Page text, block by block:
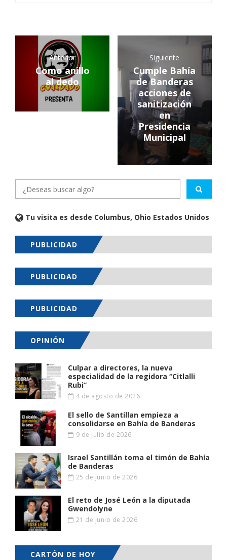
Anterior
Como anillo
al dedo
Siguiente
Cumple Bahía
de Banderas
acciones de
sanitización
en
Presidencia
Municipal
Tu visita es desde Columbus, Ohio Estados Unidos
PUBLICIDAD
PUBLICIDAD
PUBLICIDAD
OPINIÓN
Culpar a directores, la nueva
especialidad de la regidora “Citlalli
Rubi”
4 de agosto de 2026
El sello de Santillan empieza a
consolidarse en Bahía de Banderas
9 de julio de 2026
Israel Santillán toma el timón de Bahía
de Banderas
25 de junio de 2026
El reto de José León a la diputada
Gwendolyne
21 de junio de 2026
CARTÓN DE HOY